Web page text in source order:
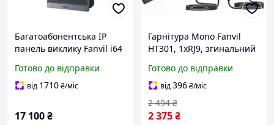
Багатоабонентська IP
панель виклику Fanvil i64
Готово до відправки
від 1710₴/міс
17 100₴
Гарнітура Моnо Fanvil
HT301, 1xRJ9, згинальний
стріли, технологія ENC та
шумозаглушення
Готово до відправки
від396₴/міс
2 375₴
2 494 ₴